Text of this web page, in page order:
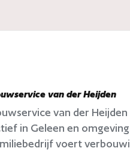
van der Heijden
van der Heijden
in Geleen en
voert